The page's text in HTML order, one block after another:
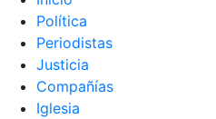
Política
Periodistas
Justicia
Compañías
Iglesia